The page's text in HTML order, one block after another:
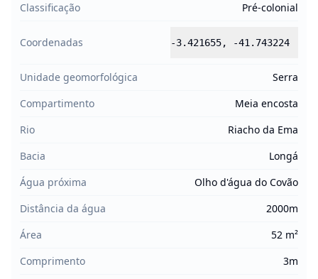
Classificação Pré-colonial
Coordenadas -3.421655, -41.743224
Unidade geomorfológica
Serra
Compartimento
Meia encosta
Rio
Riacho da Ema
Bacia
Longá
Água próxima
Olho d'água do Covão
Distância da água
2000m
Área
52 m²
Comprimento
3m